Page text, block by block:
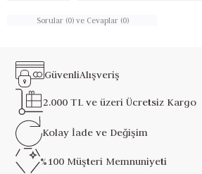
Sorular (0) ve Cevaplar (0)
GüvenliAlışveriş
2.000 TL ve üzeriÜcretsiz Kargo
Kolay İade ve Değişim
%100 Müşteri Memnuniyeti